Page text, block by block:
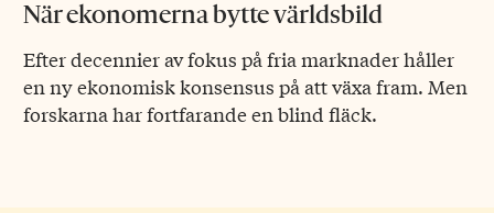
När ekonomerna bytte världsbild
Efter decennier av fokus på fria marknader håller
en ny ekonomisk konsensus på att växa fram. Men
forskarna har fortfarande en blind fläck.